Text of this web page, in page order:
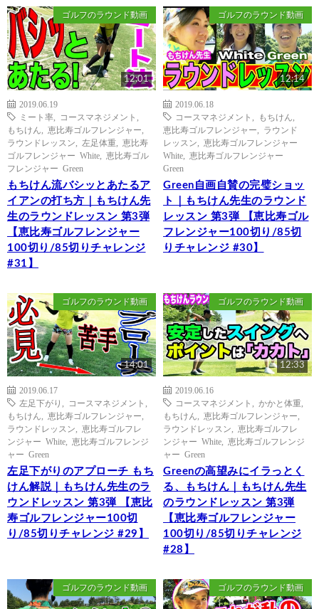
ゴルフのラウンド動画
12:01
2019.06.19
ミート率
コースマネジメント
もちけん
恵比寿ゴルフレンジャー
ラウンドレッスン
左足体重
恵比寿
ゴルフレンジャー White
恵比寿ゴル
フレンジャー Green
もちけん流バシッとあたるア
イアンの打ち方｜もちけん先
生のラウンドレッスン 第3弾
【恵比寿ゴルフレンジャー
100切り/85切りチャレンジ
#31】
ゴルフのラウンド動画
12:14
2019.06.18
コースマネジメント
もちけん
恵比寿ゴルフレンジャー
ラウンド
レッスン
恵比寿ゴルフレンジャー
White
恵比寿ゴルフレンジャー
Green
Green自画自賛の完璧ショッ
ト｜もちけん先生のラウンド
レッスン 第3弾 【恵比寿ゴル
フレンジャー100切り/85切
りチャレンジ #30】
ゴルフのラウンド動画
14:01
2019.06.17
左足下がり
コースマネジメント
もちけん
恵比寿ゴルフレンジャー
ラウンドレッスン
恵比寿ゴルフレ
ンジャー White
恵比寿ゴルフレンジ
ャー Green
左足下がりのアプローチ もち
けん解説｜もちけん先生のラ
ウンドレッスン 第3弾 【恵比
寿ゴルフレンジャー100切
り/85切りチャレンジ #29】
ゴルフのラウンド動画
12:33
2019.06.16
コースマネジメント
かかと体重
もちけん
恵比寿ゴルフレンジャー
ラウンドレッスン
恵比寿ゴルフレ
ンジャー White
恵比寿ゴルフレンジ
ャー Green
Greenの高望みにイラっとく
る、もちけん｜もちけん先生
のラウンドレッスン 第3弾
【恵比寿ゴルフレンジャー
100切り/85切りチャレンジ
#28】
ゴルフのラウンド動画 ゴルフのラウンド動画